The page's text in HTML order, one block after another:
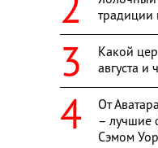
традиции
Какой
августа и
От
– лучшие
Сэмом